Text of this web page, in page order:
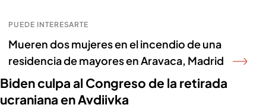
PUEDE INTERESARTE
Mueren dos mujeres en el incendio de una
residencia de mayores en Aravaca, Madrid
Biden culpa al Congreso de la retirada
ucraniana en Avdiivka